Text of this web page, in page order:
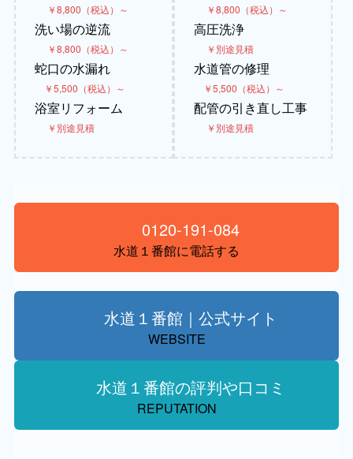
￥8,800（税込）～
洗い場の逆流
￥8,800（税込）～
蛇口の水漏れ
￥5,500（税込）～
浴室リフォーム
￥別途見積
￥8,800（税込）～
高圧洗浄
￥別途見積
水道管の修理
￥5,500（税込）～
配管の引き直し工事
￥別途見積
0120-191-084
水道１番館に電話する
水道１番館｜公式サイト
WEBSITE
水道１番館の評判や口コミ
REPUTATION